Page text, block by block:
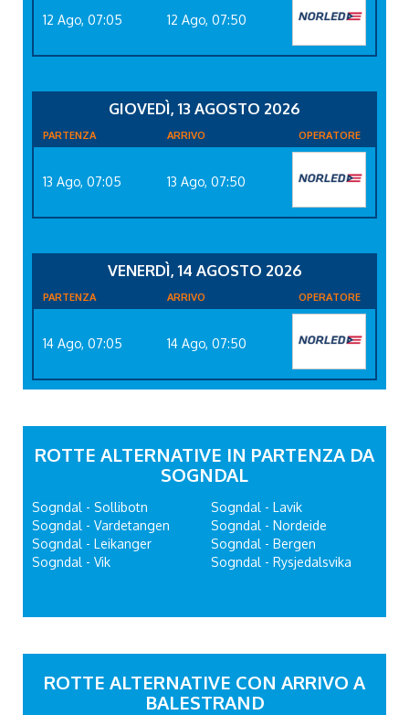
12 Ago, 07:05 12 Ago, 07:50
GIOVEDÌ, 13 AGOSTO 2026
PARTENZA ARRIVO OPERATORE
13 Ago, 07:05 13 Ago, 07:50
VENERDÌ, 14 AGOSTO 2026
PARTENZA ARRIVO OPERATORE
14 Ago, 07:05 14 Ago, 07:50
ROTTE ALTERNATIVE IN PARTENZA DA
SOGNDAL
Sogndal - Sollibotn
Sogndal - Vardetangen
Sogndal - Leikanger
Sogndal - Vik
Sogndal - Lavik
Sogndal - Nordeide
Sogndal - Bergen
Sogndal - Rysjedalsvika
ROTTE ALTERNATIVE CON ARRIVO A
BALESTRAND